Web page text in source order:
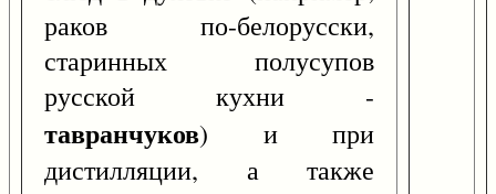
раков по-белорусски,
старинных полусупов
русской кухни -
тавранчуков) и при
дистилляции, а также